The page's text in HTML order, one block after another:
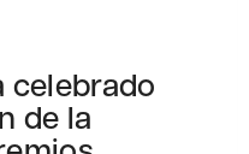
celebrado
de la